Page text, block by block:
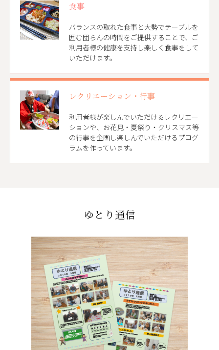
食事
バランスの取れた食事と大勢でテーブルを
囲む団らんの時間をご提供することで、ご
利用者様の健康を支持し楽しく食事をして
いただけます。
レクリエーション・行事
利用者様が楽しんでいただけるレクリエー
ションや、お花見・夏祭り・クリスマス等
の行事を企画し楽しんでいただけるプログ
ラムを作っています。
ゆとり通信